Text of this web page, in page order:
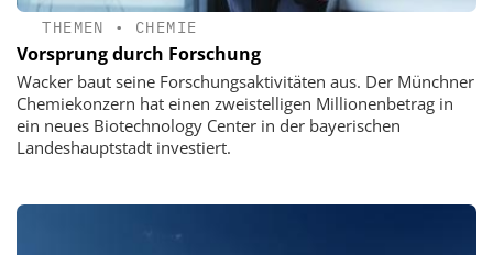
THEMEN • CHEMIE
Vorsprung durch Forschung
Wacker baut seine Forschungsaktivitäten aus. Der Münchner
Chemiekonzern hat einen zweistelligen Millionenbetrag in
ein neues Biotechnology Center in der bayerischen
Landeshauptstadt investiert.